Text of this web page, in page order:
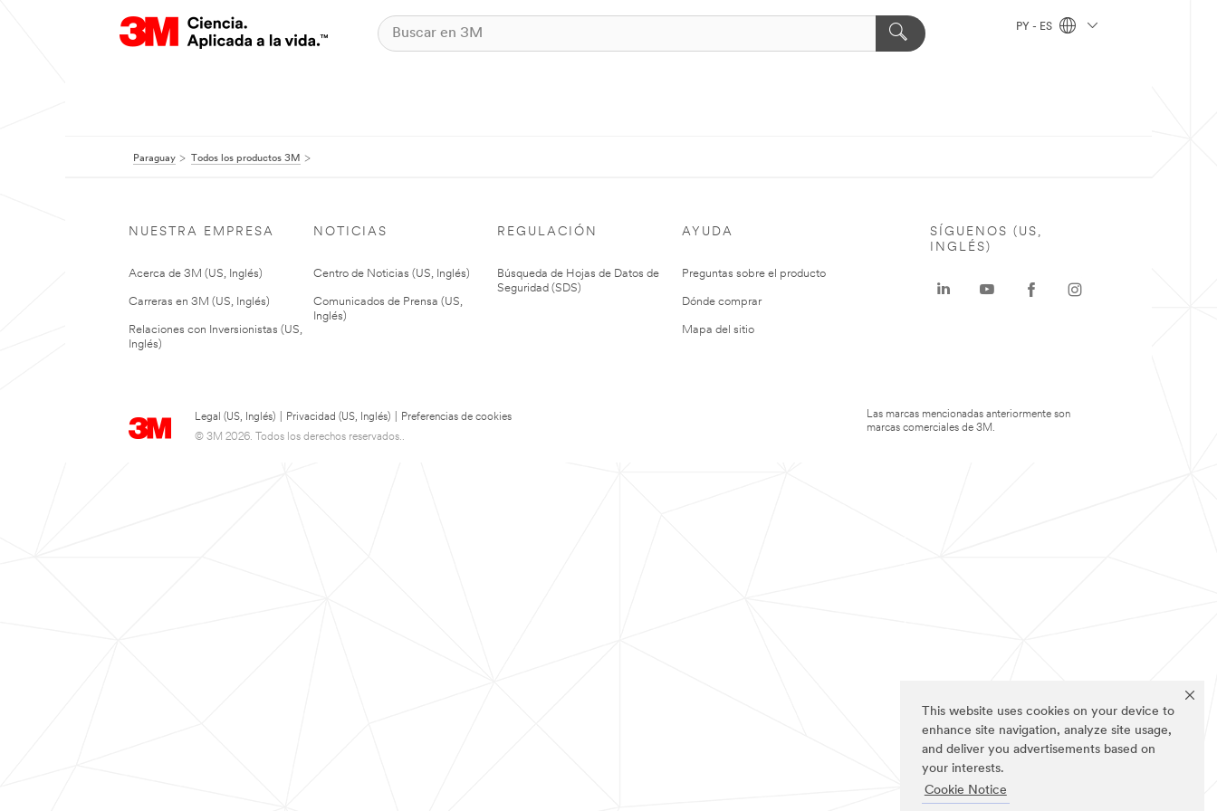
This website uses cookies on your device to
enhance site navigation, analyze site usage,
and deliver you advertisements based on
your interests.
Cookie Notice
PY - ES
Paraguay Todos los productos 3M
NUESTRA EMPRESA
Acerca de 3M (US, Inglés)
Carreras en 3M (US, Inglés)
Relaciones con Inversionistas (US,
Inglés)
NOTICIAS
Centro de Noticias (US, Inglés)
Comunicados de Prensa (US,
Inglés)
REGULACIÓN
Búsqueda de Hojas de Datos de
Seguridad (SDS)
AYUDA
Preguntas sobre el producto
Dónde comprar
Mapa del sitio
Legal (US, Inglés) Privacidad (US, Inglés)
Preferencias de cookies
© 3M 2026. Todos los derechos reservados..
SÍGUENOS (US,
INGLÉS)
Las marcas mencionadas anteriormente son
marcas comerciales de 3M.